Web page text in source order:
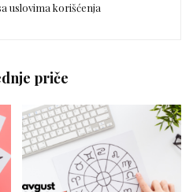
uslovima korišćenja
priče